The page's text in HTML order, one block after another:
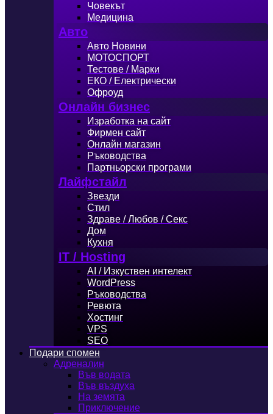
Човекът
Медицина
Авто
Авто Новини
МОТОСПОРТ
Тестове / Марки
ЕКО / Електрически
Офроуд
Онлайн бизнес
Изработка на сайт
Фирмен сайт
Онлайн магазин
Ръководства
Партньорски програми
Лайфстайл
Звезди
Стил
Здраве / Любов / Секс
Дом
Кухня
IT / Hosting
AI / Изкуствен интелект
WordPress
Ръководства
Ревюта
Хостинг
VPS
SEO
Подари спомен
Адреналин
Във водата
Във въздуха
На земята
Приключение